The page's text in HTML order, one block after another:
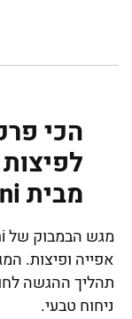
הכי
מבית Ooni
אפייה ופיצות.
תהליך ההגשה
ניחוח טבעי.